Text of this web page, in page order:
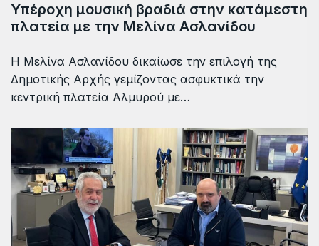
Υπέροχη μουσική βραδιά στην κατάμεστη
πλατεία με την Μελίνα Ασλανίδου
Η Μελίνα Ασλανίδου δικαίωσε την επιλογή της
Δημοτικής Αρχής γεμίζοντας ασφυκτικά την
κεντρική πλατεία Αλμυρού με…